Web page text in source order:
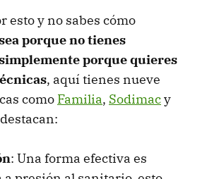
esto y no sabes cómo
porque no tienes
porque quieres
, aquí tienes nueve
como Familia, Sodimacy
: Una forma efectiva es